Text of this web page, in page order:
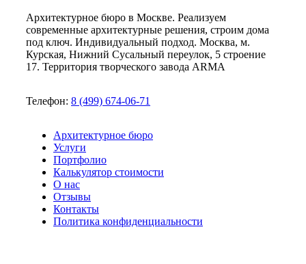
Архитектурное бюро в Москве. Реализуем
современные архитектурные решения, строим дома
под ключ. Индивидуальный подход. Москва, м.
Курская, Нижний Сусальный переулок, 5 строение
17. Территория творческого завода ARMA
Телефон: 8 (499) 674-06-71
Архитектурное бюро
Услуги
Портфолио
Калькулятор стоимости
О нас
Отзывы
Контакты
Политика конфиденциальности